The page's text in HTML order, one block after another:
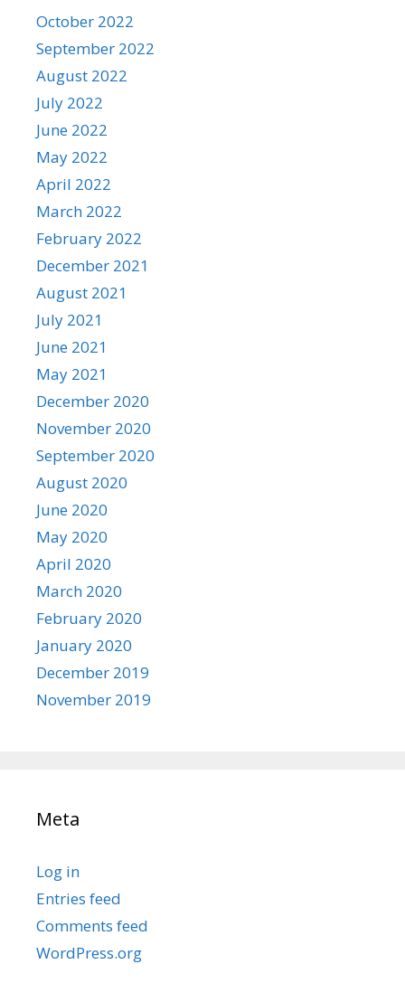
October 2022
September 2022
August 2022
July 2022
June 2022
May 2022
April 2022
March 2022
February 2022
December 2021
August 2021
July 2021
June 2021
May 2021
December 2020
November 2020
September 2020
August 2020
June 2020
May 2020
April 2020
March 2020
February 2020
January 2020
December 2019
November 2019
Meta
Log in
Entries feed
Comments feed
WordPress.org